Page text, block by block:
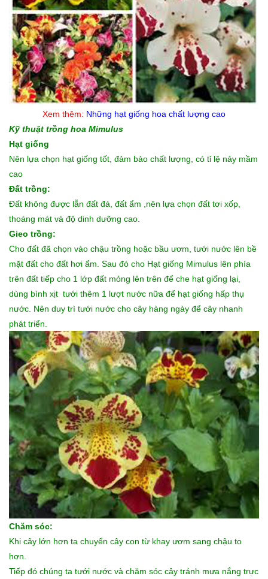
Xem thêm: Những hạt giống hoa chất lượng cao
Kỹ thuật trồng hoa Mimulus
Hạt giống
Nên lựa chọn hạt giống tốt, đảm bảo chất lượng, có tỉ lệ nảy mầm
cao
Đất trồng:
Đất không được lẫn đất đá, đất ẩm ,nên lựa chọn đất tơi xốp,
thoáng mát và độ dinh dưỡng cao.
Gieo trồng:
Cho đất đã chọn vào chậu trồng hoặc bầu ươm, tưới nước lên bề
mặt đất cho đất hơi ẩm. Sau đó cho Hạt giống Mimulus lên phía
trên đất tiếp cho 1 lớp đất mỏng lên trên để che hạt giống lại,
dùng bình xịt tưới thêm 1 lượt nước nữa để hạt giống hấp thụ
nước. Nên duy trì tưới nước cho cây hàng ngày để cây nhanh
phát triển.
Chăm sóc:
Khi cây lớn hơn ta chuyển cây con từ khay ươm sang chậu to
hơn.
Tiếp đó chúng ta tưới nước và chăm sóc cây tránh mưa nắng trực